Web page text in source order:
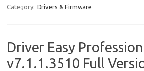
Category: Drivers & Firmware
Driver Easy
v7.1.1.3510 Full